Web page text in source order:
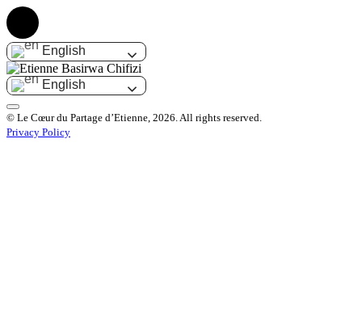
English
English
© Le Cœur du Partage d’Etienne, 2026. All rights reserved.
Privacy Policy